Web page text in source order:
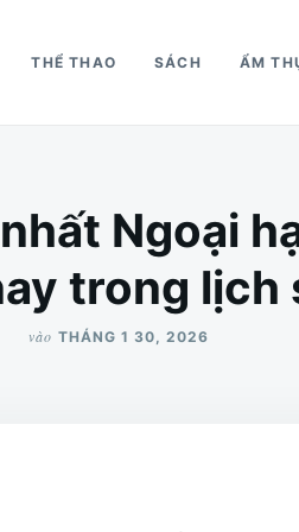
THỂ THAO SÁCH ẨM
Ngoại
trong lịch
vào THÁNG 1 30, 2026